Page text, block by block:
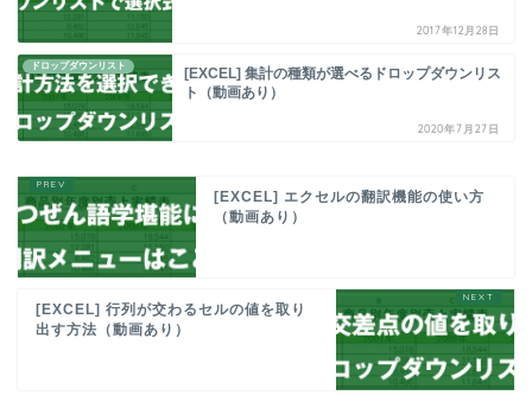
2017年12月28日
ドロップダウンリスト
[EXCEL] 集計の種類が選べるドロップダウンリス
ト（動画あり）
2020年7月27日
[EXCEL] エクセルの翻訳機能の使い方
（動画あり）
[EXCEL] 行列が交わるセルの値を取り
出す方法（動画あり）